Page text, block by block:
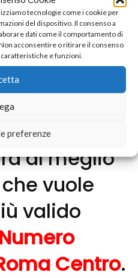
tecnologie come i cookie per
del dispositivo. Il consenso a
dati come il comportamento di
acconsentire o ritirare il consenso
e funzioni.
preferenze
uno staff
suo
grado di
al meglio
vuole
valido
Numero
Centro.